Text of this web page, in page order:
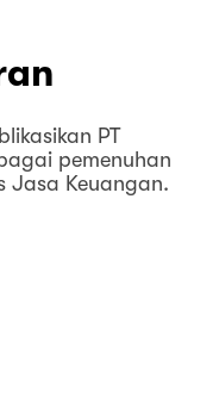
PT
pemenuhan
Jasa Keuangan.